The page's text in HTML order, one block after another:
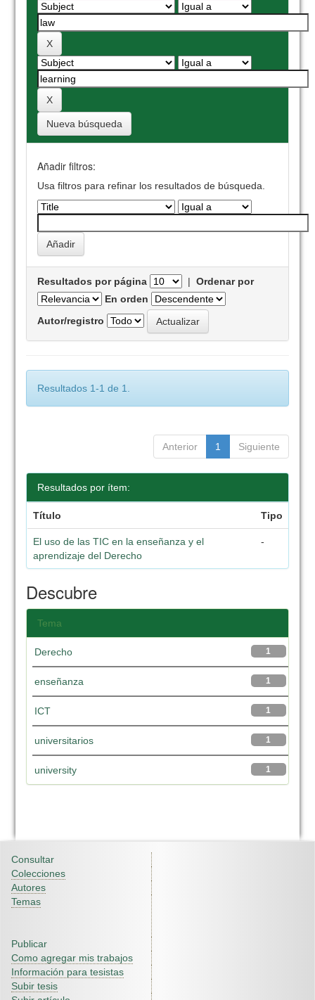
Nueva búsqueda
Añadir filtros:
Usa filtros para refinar los resultados de búsqueda.
Resultados por página |Ordenar por
En orden
Autor/registro
Resultados 1-1 de 1.
Anterior 1 Siguiente
Resultados por ítem:
Título Tipo
El uso de las TIC en la enseñanza y el
aprendizaje del Derecho
-
Descubre
Tema
1
Derecho
1
enseñanza
1
ICT
1
universitarios
1
university
Consultar
Colecciones
Autores
Temas
Publicar
Como agregar mis trabajos
Información para tesistas
Subir tesis